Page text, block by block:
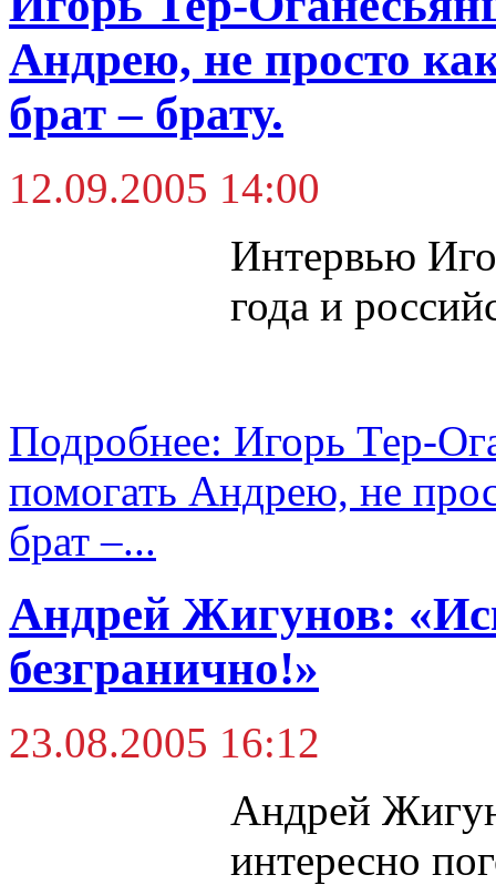
Андрею, не просто
брат – брату.
12.09.2005 14:00
Интервью
года и
Подробнее: Игорь Тер-
помогать Андрею, не
брат –...
Андрей Жигунов:
безгранично!»
23.08.2005 16:12
Андрей
интересно